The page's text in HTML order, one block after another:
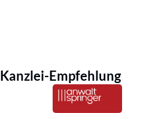
Kanzlei-Empfehlung